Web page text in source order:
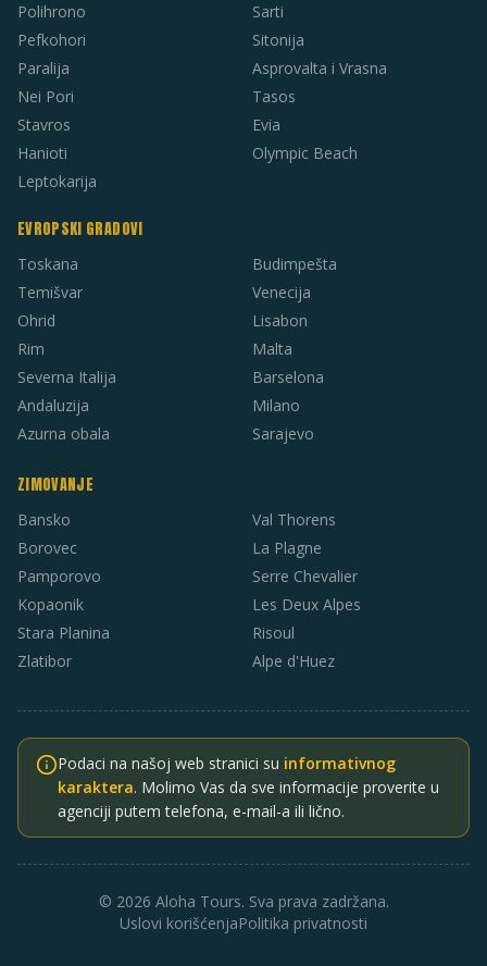
Polihrono
Pefkohori
Paralija
Nei Pori
Stavros
Hanioti
Leptokarija
Sarti
Sitonija
Asprovalta i Vrasna
Tasos
Evia
Olympic Beach
EVROPSKI GRADOVI
Toskana
Temišvar
Ohrid
Rim
Severna Italija
Andaluzija
Azurna obala
Budimpešta
Venecija
Lisabon
Malta
Barselona
Milano
Sarajevo
ZIMOVANJE
Bansko
Borovec
Pamporovo
Kopaonik
Stara Planina
Zlatibor
Val Thorens
La Plagne
Serre Chevalier
Les Deux Alpes
Risoul
Alpe d'Huez
Podaci na našoj web stranici su informativnog
karaktera. Molimo Vas da sve informacije proverite u
agenciji putem telefona, e-mail-a ili lično.
© 2026 Aloha Tours. Sva prava zadržana.
Uslovi korišćenjaPolitika privatnosti